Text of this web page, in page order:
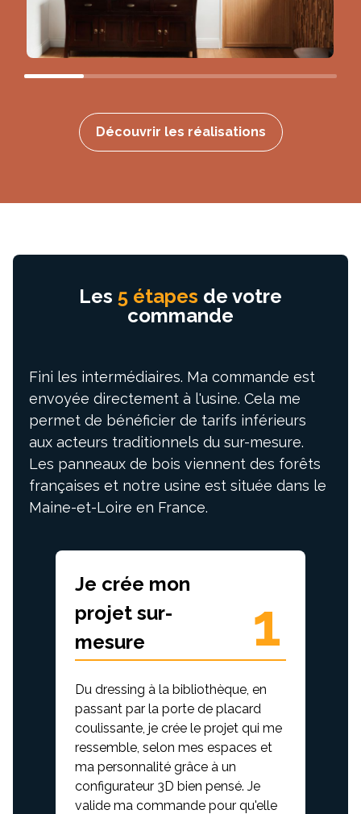
Découvrir les réalisations
Les 5 étapes de votre
commande
Fini les intermédiaires. Ma commande est
envoyée directement à l'usine. Cela me
permet de bénéficier de tarifs inférieurs
aux acteurs traditionnels du sur-mesure.
Les panneaux de bois viennent des forêts
françaises et notre usine est située dans le
Maine-et-Loire en France.
1
Je crée mon
projet sur-
mesure
Du dressing à la bibliothèque, en
passant par la porte de placard
coulissante, je crée le projet qui me
ressemble, selon mes espaces et
ma personnalité grâce à un
configurateur 3D bien pensé. Je
valide ma commande pour qu'elle